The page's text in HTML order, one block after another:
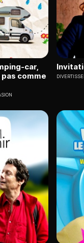
car,
comme